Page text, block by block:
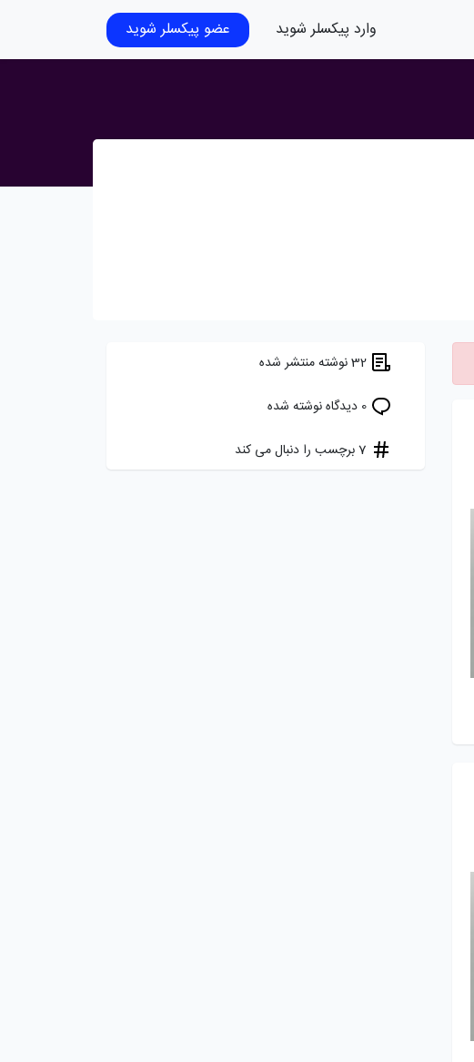
وارد پیکسلر شوید عضو پیکسلر شوید